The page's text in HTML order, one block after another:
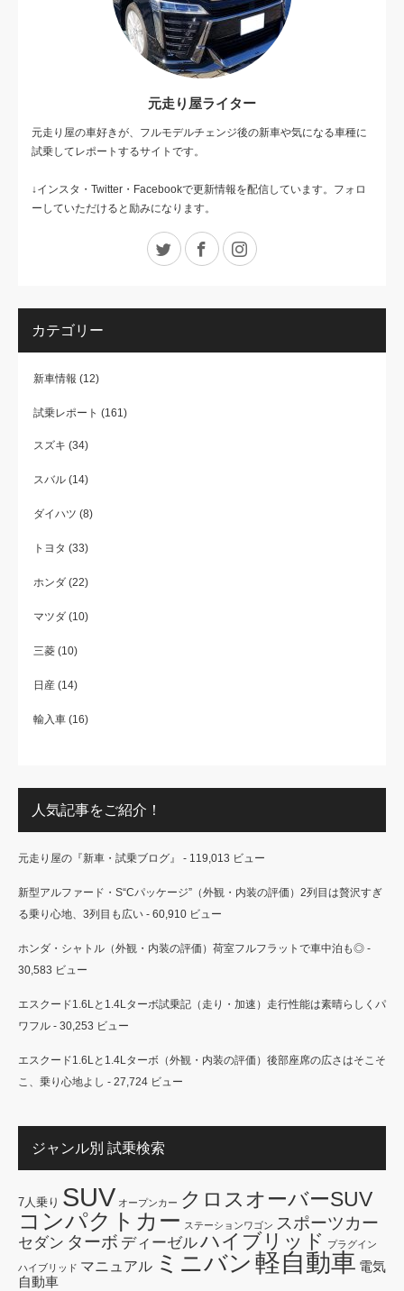
元走り屋ライター
元走り屋の車好きが、フルモデルチェンジ後の新車や気になる車種に
試乗してレポートするサイトです。
↓インスタ・Twitter・Facebookで更新情報を配信しています。フォロ
ーしていただけると励みになります。
Twitter Facebook
カテゴリー
新車情報 (12)
試乗レポート (161)
スズキ (34)
スバル (14)
ダイハツ (8)
トヨタ (33)
ホンダ (22)
マツダ (10)
三菱 (10)
日産 (14)
輸入車 (16)
人気記事をご紹介！
元走り屋の『新車・試乗ブログ』 - 119,013 ビュー
新型アルファード・S“Cパッケージ”（外観・内装の評価）2列目は贅沢すぎ
る乗り心地、3列目も広い - 60,910 ビュー
ホンダ・シャトル（外観・内装の評価）荷室フルフラットで車中泊も◎ -
30,583 ビュー
エスクード1.6Lと1.4Lターボ試乗記（走り・加速）走行性能は素晴らしくパ
ワフル - 30,253 ビュー
エスクード1.6Lと1.4Lターボ（外観・内装の評価）後部座席の広さはそこそ
こ、乗り心地よし - 27,724 ビュー
ジャンル別 試乗検索
7人乗り SUV オープンカー クロスオーバーSUV
コンパクトカー ステーションワゴン スポーツカー
セダン ターボ ディーゼルハイブリッド プラグイン
ハイブリッド マニュアル ミニバン 軽自動車 電気
自動車